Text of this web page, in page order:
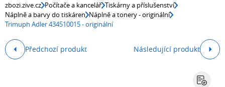
zbozi.zive.cz Počítače a kancelář Tiskárny a příslušenství
Náplně a barvy do tiskáren Náplně a tonery - originální
Trimuph Adler 434510015 - originální
Předchozí produkt Následující produkt